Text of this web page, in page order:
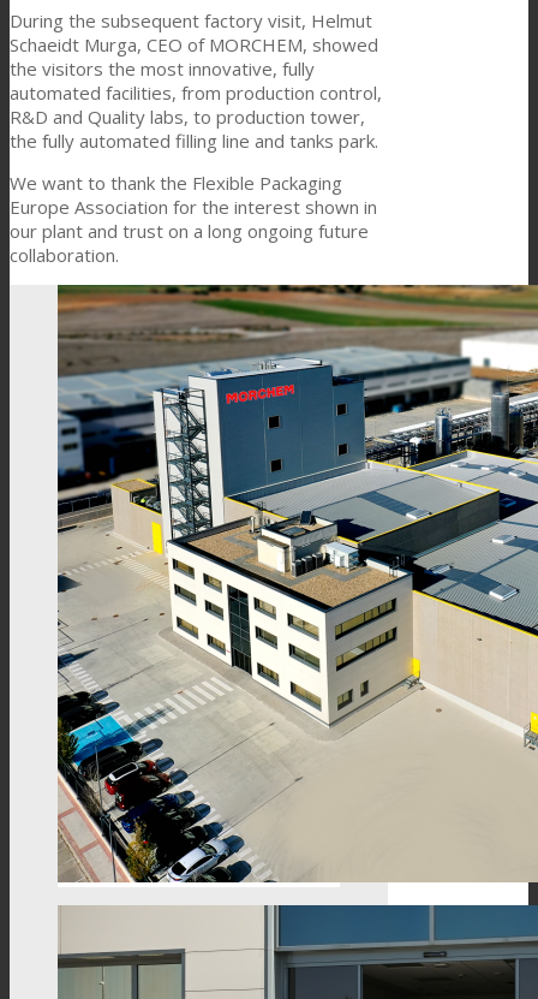
Nachhaltigkeit
Kundenservice
Zertifikate
Karriere
News
Kontaktieren Sie uns
Suche
Menü Menü
During the subsequent factory visit, Helmut
Schaeidt Murga, CEO of MORCHEM, showed
the visitors the most innovative, fully
automated facilities, from production control,
R&D and Quality labs, to production tower,
the fully automated filling line and tanks park.
We want to thank the Flexible Packaging
Europe Association for the interest shown in
our plant and trust on a long ongoing future
collaboration.